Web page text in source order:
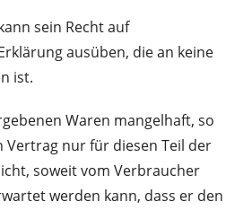
sein Recht auf
ausüben, die an keine
ist.
Waren mangelhaft, so
Vertrag nur für diesen Teil der
soweit vom Verbraucher
werden kann, dass er den